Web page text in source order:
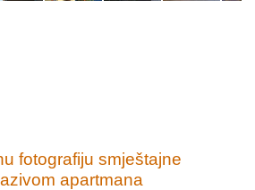
fotografiju smještajne
apartmana